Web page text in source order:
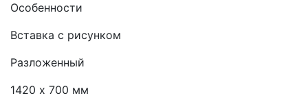
Особенности
Вставка с рисунком
Разложенный
1420 х 700 мм